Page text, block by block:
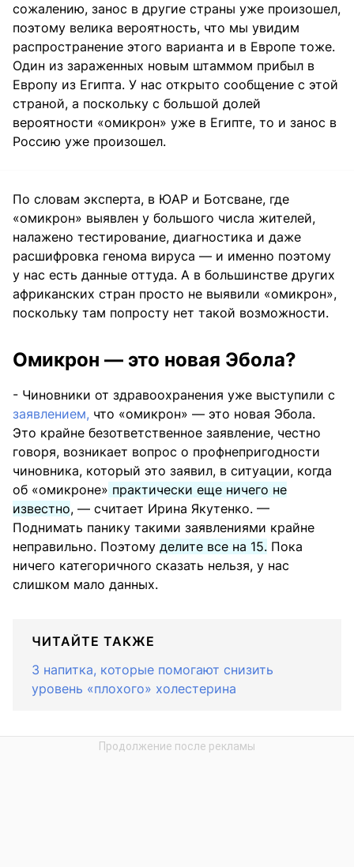
сожалению, занос в другие страны уже произошел,
поэтому велика вероятность, что мы увидим
распространение этого варианта и в Европе тоже.
Один из зараженных новым штаммом прибыл в
Европу из Египта. У нас открыто сообщение с этой
страной, а поскольку с большой долей
вероятности «омикрон» уже в Египте, то и занос в
Россию уже произошел.
По словам эксперта, в ЮАР и Ботсване, где
«омикрон» выявлен у большого числа жителей,
налажено тестирование, диагностика и даже
расшифровка генома вируса — и именно поэтому
у нас есть данные оттуда. А в большинстве других
африканских стран просто не выявили «омикрон»,
поскольку там попросту нет такой возможности.
Омикрон — это новая Эбола?
- Чиновники от здравоохранения уже выступили с
заявлением, что «омикрон» — это новая Эбола.
Это крайне безответственное заявление, честно
говоря, возникает вопрос о профнепригодности
чиновника, который это заявил, в ситуации, когда
об «омикроне» практически еще ничего не
известно, — считает Ирина Якутенко. —
Поднимать панику такими заявлениями крайне
неправильно. Поэтому делите все на 15. Пока
ничего категоричного сказать нельзя, у нас
слишком мало данных.
ЧИТАЙТЕ ТАКЖЕ
3 напитка, которые помогают снизить
уровень «плохого» холестерина